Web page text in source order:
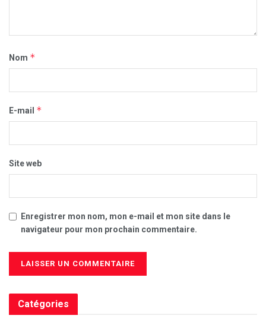
Nom *
E-mail *
Site web
Enregistrer mon nom, mon e-mail et mon site dans le
navigateur pour mon prochain commentaire.
Catégories